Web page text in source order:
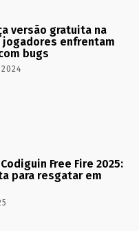
versão gratuita na
jogadores enfrentam
bugs
2024
Free Fire 2025:
para resgatar em